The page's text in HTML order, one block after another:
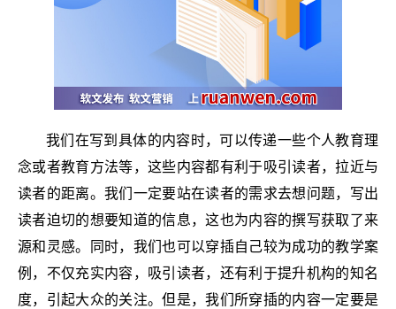
我们在写到具体的内容时，可以传递一些个人教育理
念或者教育方法等，这些内容都有利于吸引读者，拉近与
读者的距离。我们一定要站在读者的需求去想问题，写出
读者迫切的想要知道的信息，这也为内容的撰写获取了来
源和灵感。同时，我们也可以穿插自己较为成功的教学案
例，不仅充实内容，吸引读者，还有利于提升机构的知名
度，引起大众的关注。但是，我们所穿插的内容一定要是